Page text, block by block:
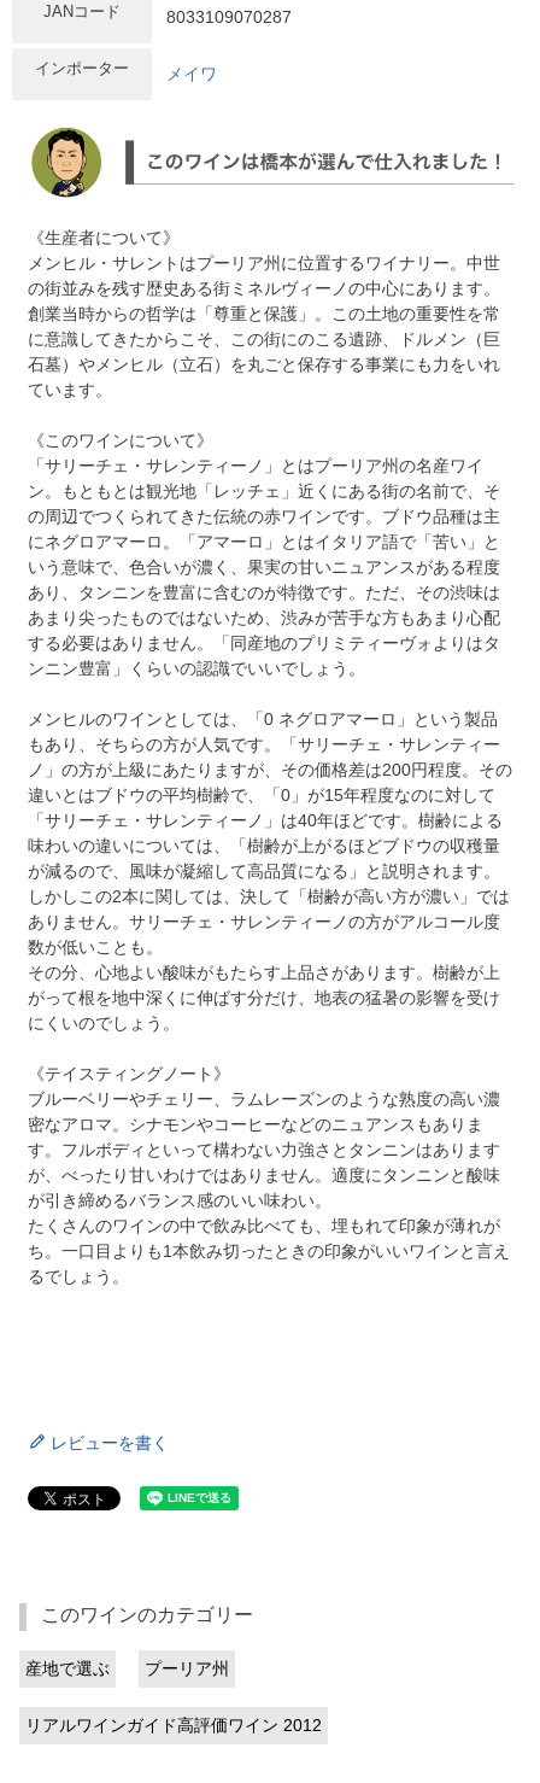
JANコード 8033109070287
インポーター メイワ
《生産者について》
メンヒル・サレントはプーリア州に位置するワイナリー。中世
の街並みを残す歴史ある街ミネルヴィーノの中心にあります。
創業当時からの哲学は「尊重と保護」。この土地の重要性を常
に意識してきたからこそ、この街にのこる遺跡、ドルメン（巨
石墓）やメンヒル（立石）を丸ごと保存する事業にも力をいれ
ています。
《このワインについて》
「サリーチェ・サレンティーノ」とはプーリア州の名産ワイ
ン。もともとは観光地「レッチェ」近くにある街の名前で、そ
の周辺でつくられてきた伝統の赤ワインです。ブドウ品種は主
にネグロアマーロ。「アマーロ」とはイタリア語で「苦い」と
いう意味で、色合いが濃く、果実の甘いニュアンスがある程度
あり、タンニンを豊富に含むのが特徴です。ただ、その渋味は
あまり尖ったものではないため、渋みが苦手な方もあまり心配
する必要はありません。「同産地のプリミティーヴォよりはタ
ンニン豊富」くらいの認識でいいでしょう。
メンヒルのワインとしては、「0 ネグロアマーロ」という製品
もあり、そちらの方が人気です。「サリーチェ・サレンティー
ノ」の方が上級にあたりますが、その価格差は200円程度。その
違いとはブドウの平均樹齢で、「0」が15年程度なのに対して
「サリーチェ・サレンティーノ」は40年ほどです。樹齢による
味わいの違いについては、「樹齢が上がるほどブドウの収穫量
が減るので、風味が凝縮して高品質になる」と説明されます。
しかしこの2本に関しては、決して「樹齢が高い方が濃い」では
ありません。サリーチェ・サレンティーノの方がアルコール度
数が低いことも。
その分、心地よい酸味がもたらす上品さがあります。樹齢が上
がって根を地中深くに伸ばす分だけ、地表の猛暑の影響を受け
にくいのでしょう。
《テイスティングノート》
ブルーベリーやチェリー、ラムレーズンのような熟度の高い濃
密なアロマ。シナモンやコーヒーなどのニュアンスもありま
す。フルボディといって構わない力強さとタンニンはあります
が、べったり甘いわけではありません。適度にタンニンと酸味
が引き締めるバランス感のいい味わい。
たくさんのワインの中で飲み比べても、埋もれて印象が薄れが
ち。一口目よりも1本飲み切ったときの印象がいいワインと言え
るでしょう。
レビューを書く
このワインのカテゴリー
産地で選ぶ プーリア州
リアルワインガイド高評価ワイン 2012